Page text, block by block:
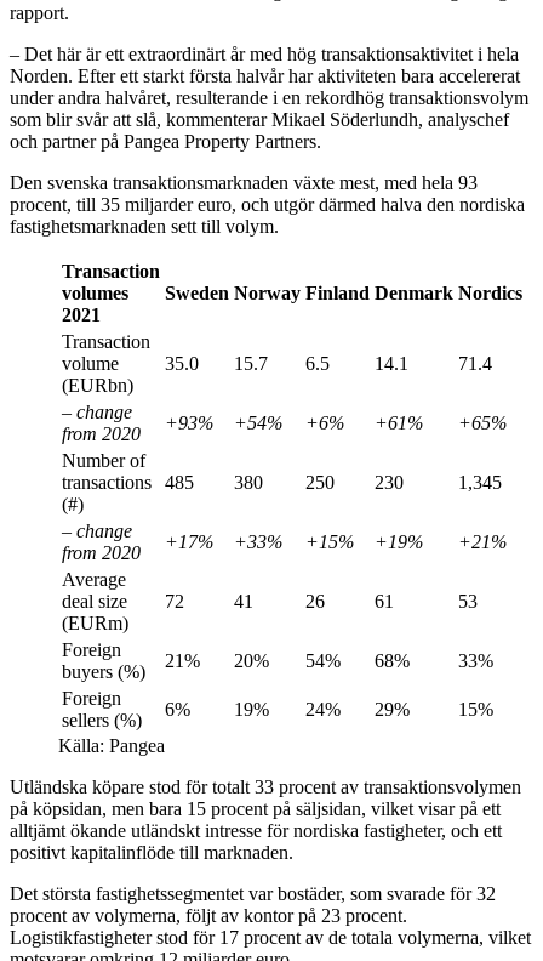
rapport.
– Det här är ett extraordinärt år med hög transaktionsaktivitet i hela
Norden. Efter ett starkt första halvår har aktiviteten bara accelererat
under andra halvåret, resulterande i en rekordhög transaktionsvolym
som blir svår att slå, kommenterar Mikael Söderlundh, analyschef
och partner på Pangea Property Partners.
Den svenska transaktionsmarknaden växte mest, med hela 93
procent, till 35 miljarder euro, och utgör därmed halva den nordiska
fastighetsmarknaden sett till volym.
Transaction
volumes
2021
Sweden Norway Finland Denmark Nordics
Transaction
volume
(EURbn)
35.0 15.7 6.5 14.1 71.4
– change
from 2020
+93% +54% +6% +61%
+65%
Number of
transactions
(#)
485 380 250 230 1,345
– change
from 2020
+17% +33% +15% +19%
+21%
Average
deal size
(EURm)
72 41 26 61 53
Foreign
buyers (%)
21% 20% 54% 68%
33%
Foreign
sellers (%)
6% 19% 24% 29%
15%
Källa: Pangea
Utländska köpare stod för totalt 33 procent av transaktionsvolymen
på köpsidan, men bara 15 procent på säljsidan, vilket visar på ett
alltjämt ökande utländskt intresse för nordiska fastigheter, och ett
positivt kapitalinflöde till marknaden.
Det största fastighetssegmentet var bostäder, som svarade för 32
procent av volymerna, följt av kontor på 23 procent.
Logistikfastigheter stod för 17 procent av de totala volymerna, vilket